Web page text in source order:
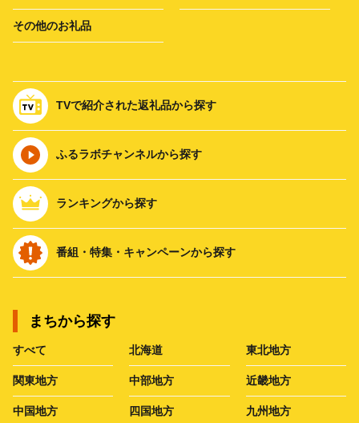
その他のお礼品
TVで紹介された返礼品から探す
ふるラボチャンネルから探す
ランキングから探す
番組・特集・キャンペーンから探す
まちから探す
すべて 北海道 東北地方
関東地方 中部地方 近畿地方
中国地方 四国地方 九州地方